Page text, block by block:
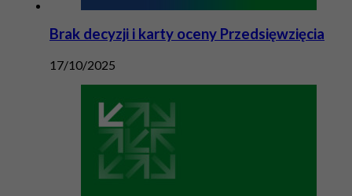
Brak decyzji i karty oceny Przedsięwzięcia
17/10/2025